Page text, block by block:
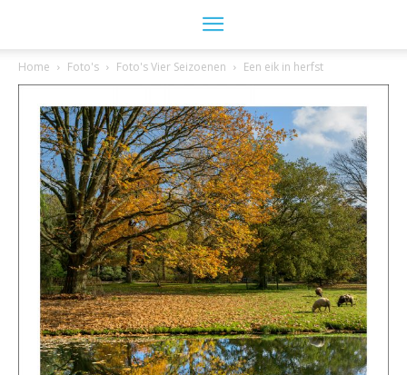
Home Foto's Foto's Vier Seizoenen Een eik in herfst